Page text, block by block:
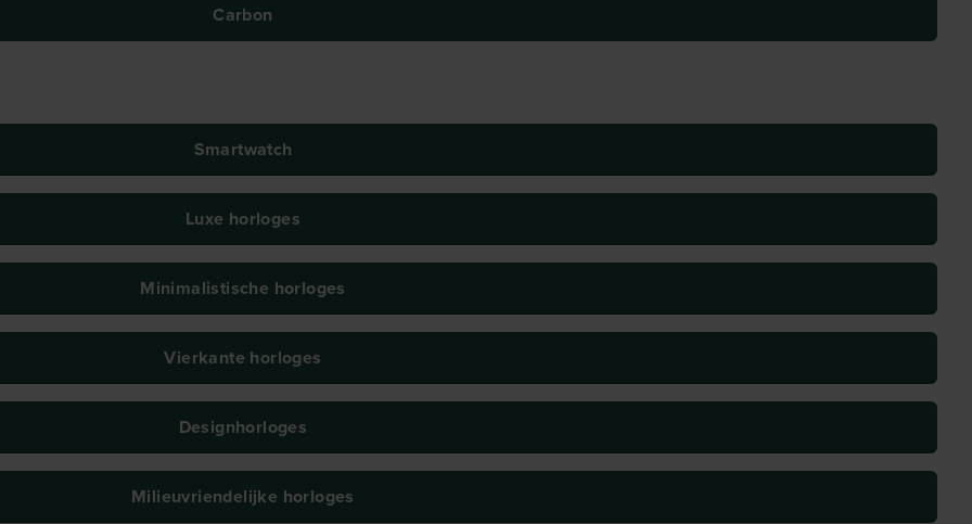
Carbon
Smartwatch
Luxe horloges
Minimalistische horloges
Vierkante horloges
Designhorloges
Milieuvriendelijke horloges